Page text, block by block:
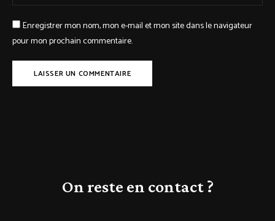
Enregistrer mon nom, mon e-mail et mon site dans le navigateur
pour mon prochain commentaire.
On reste en contact ?